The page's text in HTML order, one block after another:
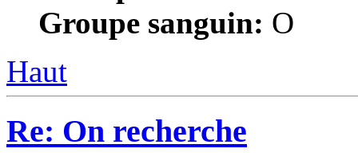
Groupe sanguin: O
Haut
Re: On recherche